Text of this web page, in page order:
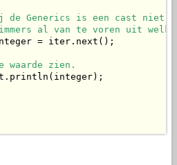
de Generics is een cast niet
al van te voren uit
= iter.next();
waarde zien.